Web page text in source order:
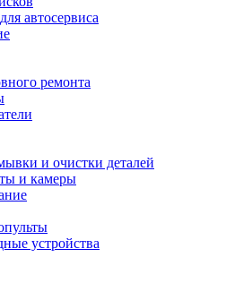
автосервиса
ремонта
и очистки деталей
и камеры
устройства